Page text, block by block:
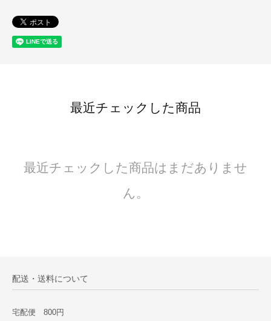
最近チェックした商品
最近チェックした商品はまだありませ
ん。
配送・送料について
宅配便 800円